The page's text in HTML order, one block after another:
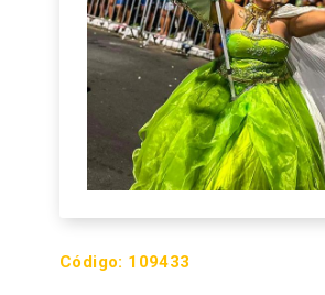
Código: 109433